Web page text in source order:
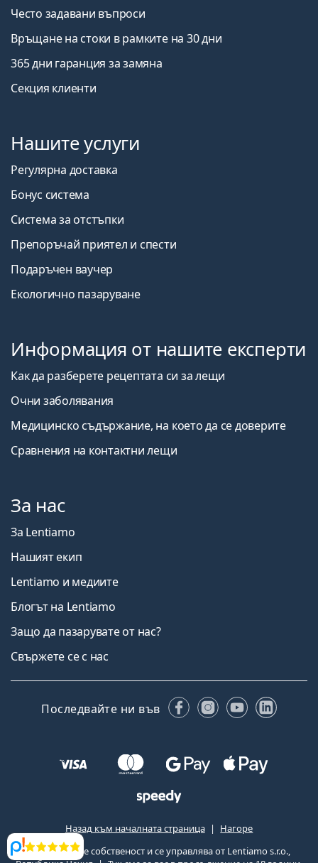
Прегледи
Често задавани въпроси
Връщане на стоки в рамките на 30 дни
365 дни гаранция за замяна
Секция клиенти
Нашите услуги
Регулярна доставка
Бонус система
Система за отстъпки
Препоръчай приятел и спести
Подаръчен ваучер
Екологично пазаруване
Информация от нашите експерти
Как да разберете рецептата си за лещи
Очни заболявания
Медицинско съдържание, на което да се доверите
Сравнения на контактни лещи
За нас
За Lentiamo
Нашият екип
Lentiamo и медиите
Блогът на Lentiamo
Защо да пазарувате от нас?
Свържете се с нас
Последвайте ни във FacebookInstagram
YouTube
Назад към началната страница
Нагоре
Lentiamo.bg е собственост и се управлява от Lentiamo s.r.o.,